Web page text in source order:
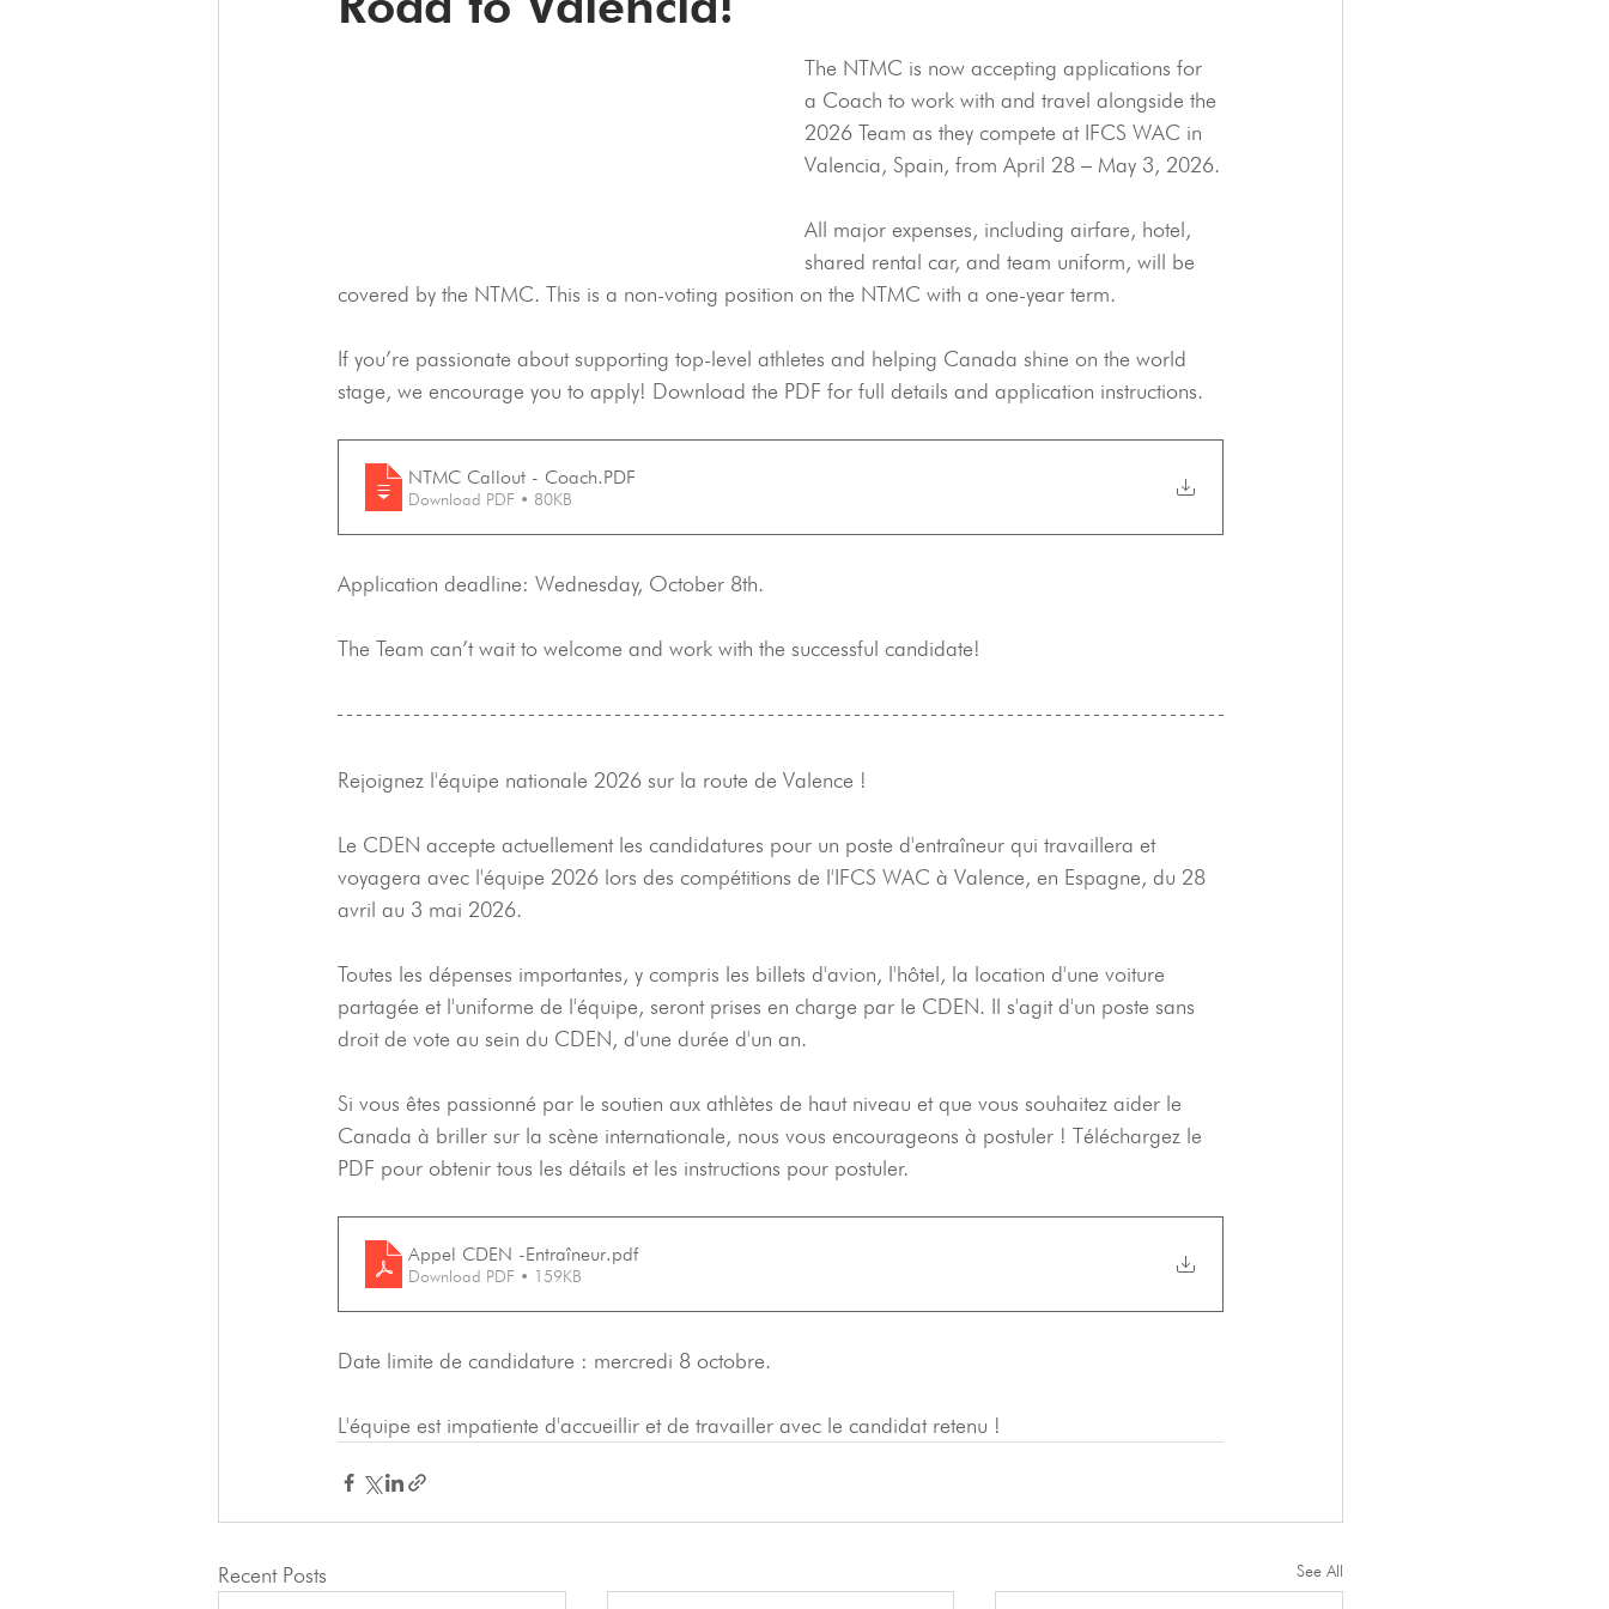
The NTMC is now accepting applications for
a Coach to work with and travel alongside the
2026 Team as they compete at IFCS WAC in
Valencia, Spain, from April 28 – May 3, 2026.
All major expenses, including airfare, hotel,
shared rental car, and team uniform, will be
covered by the NTMC. This is a non-voting position on the NTMC with a one-year term.
If you’re passionate about supporting top-level athletes and helping Canada shine on the world
stage, we encourage you to apply! Download the PDF for full details and application instructions.
NTMC Callout - Coach.PDF
Download PDF • 80KB
Application deadline: Wednesday, October 8th.
The Team can’t wait to welcome and work with the successful candidate!
Rejoignez l'équipe nationale 2026 sur la route de Valence !
Le CDEN accepte actuellement les candidatures pour un poste d'entraîneur qui travaillera et
voyagera avec l'équipe 2026 lors des compétitions de l'IFCS WAC à Valence, en Espagne, du 28
avril au 3 mai 2026.
Toutes les dépenses importantes, y compris les billets d'avion, l'hôtel, la location d'une voiture
partagée et l'uniforme de l'équipe, seront prises en charge par le CDEN. Il s'agit d'un poste sans
droit de vote au sein du CDEN, d'une durée d'un an.
Si vous êtes passionné par le soutien aux athlètes de haut niveau et que vous souhaitez aider le
Canada à briller sur la scène internationale, nous vous encourageons à postuler ! Téléchargez le
PDF pour obtenir tous les détails et les instructions pour postuler.
Appel CDEN -Entraîneur.pdf
Download PDF • 159KB
Date limite de candidature : mercredi 8 octobre.
L'équipe est impatiente d'accueillir et de travailler avec le candidat retenu !
Recent Posts See All